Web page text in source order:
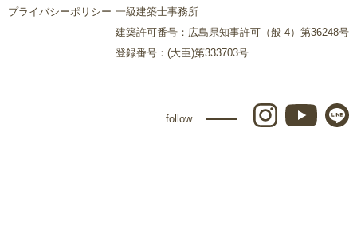
プライバシーポリシー 一級建築士事務所
建築許可番号：広島県知事許可（般-4）第36248号
登録番号：(大臣)第333703号